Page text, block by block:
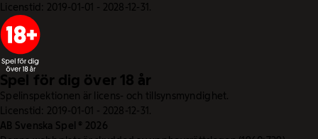
Licenstid: 2019-01-01 - 2028-12-31.
Spel för dig över 18 år
Spelinspektionen är licens- och tillsynsmyndighet.
Licenstid: 2019-01-01 - 2028-12-31.
AB Svenska Spel © 2026